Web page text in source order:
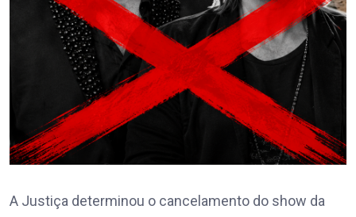
A Justiça determinou o cancelamento do show da